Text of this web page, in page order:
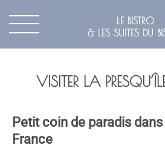
LE BISTRO
& LES SUITES DU
VISITER LA
Petit coin de paradis
France